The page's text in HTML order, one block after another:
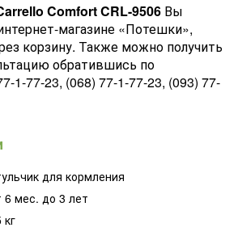
Comfort CRL-9506 Вы
магазине «Потешки»,
корзину. Также можно получить
обратившись по
1-77-23, (068) 77-1-77-23, (093) 77-
для кормления
6 мес. до 3 лет
кг